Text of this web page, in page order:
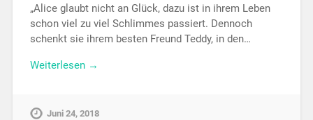
„Alice glaubt nicht an Glück, dazu ist in ihrem Leben
schon viel zu viel Schlimmes passiert. Dennoch
schenkt sie ihrem besten Freund Teddy, in den…
Weiterlesen →
Juni 24, 2018